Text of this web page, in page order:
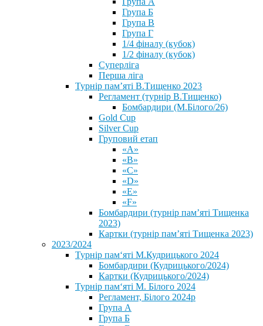
Група Б
Група В
Група Г
1/4 фіналу (кубок)
1/2 фіналу (кубок)
Суперліга
Перша ліга
Турнір пам’яті В.Тищенко 2023
Регламент (турнір В.Тищенко)
Бомбардири (М.Білого/26)
Gold Cup
Silver Cup
Груповий етап
«А»
«В»
«С»
«D»
«Е»
«F»
Бомбардири (турнір пам’яті Тищенка
2023)
Картки (турнір пам’яті Тищенка 2023)
2023/2024
⁨Турнір пам‘яті М.Кудрицького 2024
Бомбардири (Кудрицького/2024)
Картки (Кудрицького/2024)
⁨Турнір пам‘яті М. Білого 2024⁩
Регламент, Білого 2024р
Група А
Група Б